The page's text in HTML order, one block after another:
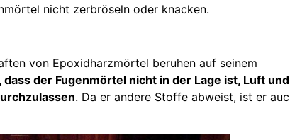
nicht zerbröseln oder knacken.
von Epoxidharzmörtel beruhen auf seinem
der Fugenmörtel nicht in der Lage ist, Luft und
. Da er andere Stoffe abweist, ist er